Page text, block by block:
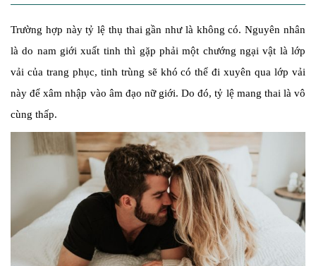
Trường hợp này tỷ lệ thụ thai gần như là không có. Nguyên nhân
là do nam giới xuất tinh thì gặp phải một chướng ngại vật là lớp
vải của trang phục, tinh trùng sẽ khó có thể đi xuyên qua lớp vải
này để xâm nhập vào âm đạo nữ giới. Do đó, tỷ lệ mang thai là vô
cùng thấp.